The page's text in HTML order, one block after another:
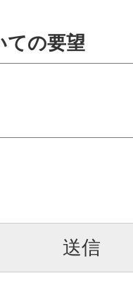
ての要望